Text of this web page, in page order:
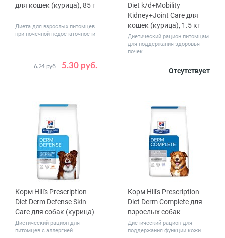
для кошек (курица), 85 г
Диета для взрослых питомцев
при почечной недостаточности
5.30 руб.
6.24 руб.
Количество
1 12
Diet k/d+Mobility
Kidney+Joint Care для
кошек (курица), 1.5 кг
Диетический рацион питомцам
для поддержания здоровья
почек
Отсутствует
Корм Hill's Prescription
Diet Derm Defense Skin
Care для собак (курица)
Диетический рацион для
питомцев с аллергией
Корм Hill's Prescription
Diet Derm Complete для
взрослых собак
Диетический рацион для
поддержания функции кожи